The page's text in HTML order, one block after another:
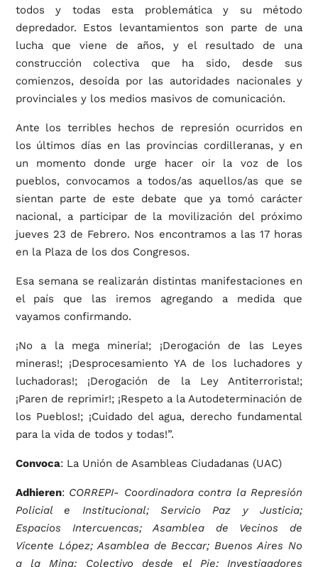
todos y todas esta problemática y su método
depredador. Estos levantamientos son parte de una
lucha que viene de años, y el resultado de una
construcción colectiva que ha sido, desde sus
comienzos, desoída por las autoridades nacionales y
provinciales y los medios masivos de comunicación.
Ante los terribles hechos de represión ocurridos en
los últimos días en las provincias cordilleranas, y en
un momento donde urge hacer oir la voz de los
pueblos, convocamos a todos/as aquellos/as que se
sientan parte de este debate que ya tomó carácter
nacional, a participar de la movilización del próximo
jueves 23 de Febrero. Nos encontramos a las 17 horas
en la Plaza de los dos Congresos.
Esa semana se realizarán distintas manifestaciones en
el país que las iremos agregando a medida que
vayamos confirmando.
¡No a la mega minería!; ¡Derogación de las Leyes
mineras!; ¡Desprocesamiento YA de los luchadores y
luchadoras!; ¡Derogación de la Ley Antiterrorista!;
¡Paren de reprimir!; ¡Respeto a la Autodeterminación de
los Pueblos!; ¡Cuidado del agua, derecho fundamental
para la vida de todos y todas!”.
Convoca: La Unión de Asambleas Ciudadanas (UAC)
Adhieren: CORREPI- Coordinadora contra la Represión
Policial e Institucional; Servicio Paz y Justicia;
Espacios Intercuencas; Asamblea de Vecinos de
Vicente López; Asamblea de Beccar; Buenos Aires No
a la Mina; Colectivo desde el Pie; Investigadores